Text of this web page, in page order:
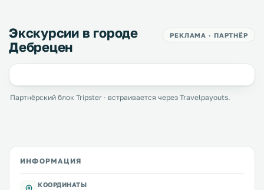
Экскурсии в городе
Дебрецен
РЕКЛАМА · ПАРТНЁР
Партнёрский блок Tripster · встраивается через Travelpayouts.
ИНФОРМАЦИЯ
КООРДИНАТЫ